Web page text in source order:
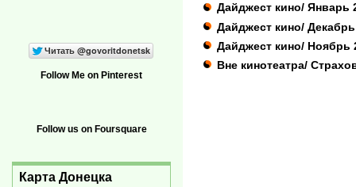
Дайджест кино/ Январь
Дайджест кино/
Дайджест кино/ Ноябрь
Вне кинотеатра/
Follow Me on Pinterest
Follow us on Foursquare
Карта Донецка